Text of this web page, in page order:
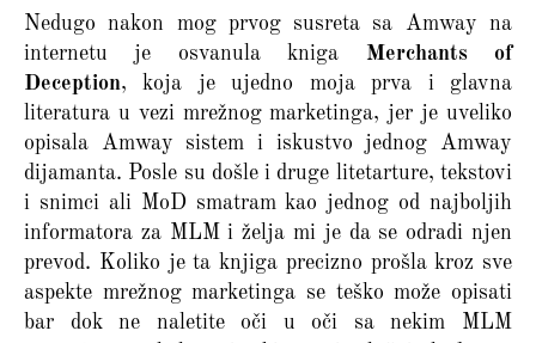
Nedugo nakon mog prvog susreta sa Amway na
internetu je osvanula kniga Merchants of
Deception, koja je ujedno moja prva i glavna
literatura u vezi mrežnog marketinga, jer je uveliko
opisala Amway sistem i iskustvo jednog Amway
dijamanta. Posle su došle i druge litetarture, tekstovi
i snimci ali MoD smatram kao jednog od najboljih
informatora za MLM i želja mi je da se odradi njen
prevod. Koliko je ta knjiga precizno prošla kroz sve
aspekte mrežnog marketinga se teško može opisati
bar dok ne naletite oči u oči sa nekim MLM